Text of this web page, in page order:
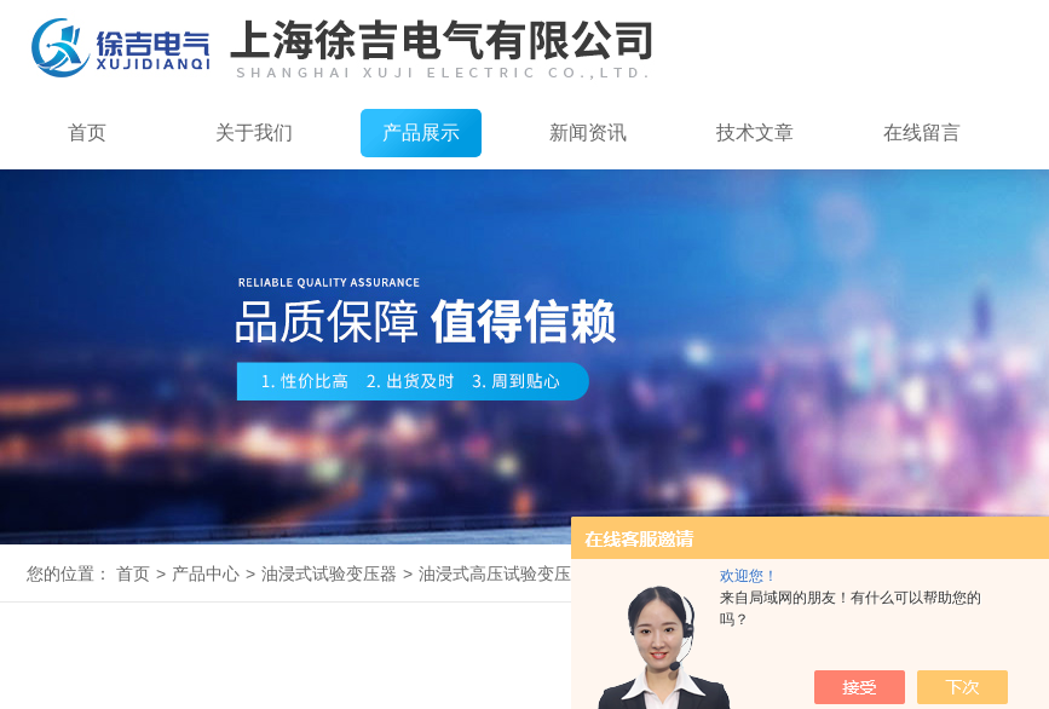
欢迎您！
来自局域网的朋友！有什么可以帮助您的
吗？
首页 关于我们 产品展示 新闻资讯 技术文章 在线留言
您的位置： 首页 > 产品中心 > 油浸式试验变压器 > 油浸式高压试验变压器 GYC轻型高压试验变压器上海徐吉电气